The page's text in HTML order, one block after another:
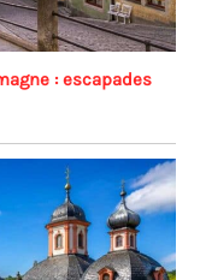
: escapades